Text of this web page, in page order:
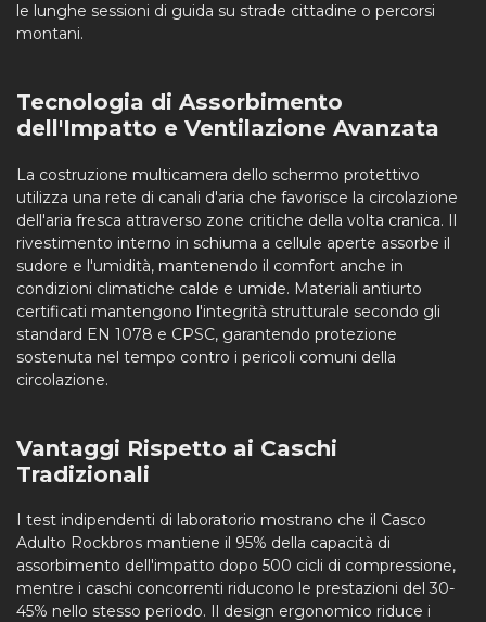
le lunghe sessioni di guida su strade cittadine o percorsi
montani.
Tecnologia di Assorbimento
dell'Impatto e Ventilazione Avanzata
La costruzione multicamera dello schermo protettivo
utilizza una rete di canali d'aria che favorisce la circolazione
dell'aria fresca attraverso zone critiche della volta cranica. Il
rivestimento interno in schiuma a cellule aperte assorbe il
sudore e l'umidità, mantenendo il comfort anche in
condizioni climatiche calde e umide. Materiali antiurto
certificati mantengono l'integrità strutturale secondo gli
standard EN 1078 e CPSC, garantendo protezione
sostenuta nel tempo contro i pericoli comuni della
circolazione.
Vantaggi Rispetto ai Caschi
Tradizionali
I test indipendenti di laboratorio mostrano che il Casco
Adulto Rockbros mantiene il 95% della capacità di
assorbimento dell'impatto dopo 500 cicli di compressione,
mentre i caschi concorrenti riducono le prestazioni del 30-
45% nello stesso periodo. Il design ergonomico riduce i